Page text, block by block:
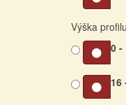
Výška profilu
0 -
16